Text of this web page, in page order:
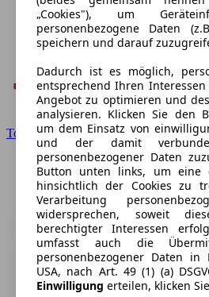
Toyota
„Cookies"), um
personenbezogene Daten
speichern und darauf
Dadurch ist es möglich,
entsprechend Ihren
Angebot zu optimieren und
analysieren. Klicken Sie den
um dem Einsatz von
und der damit
personenbezogener Daten
Button unten links, um eine
hinsichtlich der Cookies zu
Verarbeitung
widersprechen, soweit
berechtigter Interessen
umfasst auch die
personenbezogener Daten
USA, nach Art. 49 (1) (a)
Einwilligung erteilen, klicken